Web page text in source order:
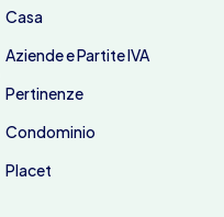
Casa
Aziende e Partite IVA
Pertinenze
Condominio
Placet